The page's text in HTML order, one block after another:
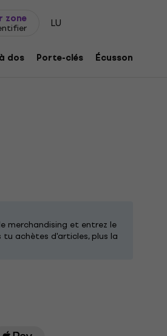
zone LU
dos Porte-clés Écussons/
shirt
merchandising et entrez le
tu achètes d'articles, plus la